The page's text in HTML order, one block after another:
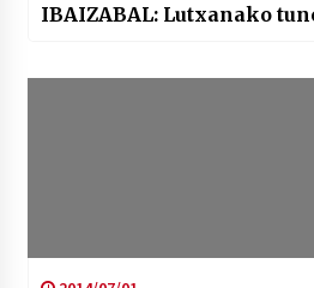
IBAIZABAL: Lutxanako